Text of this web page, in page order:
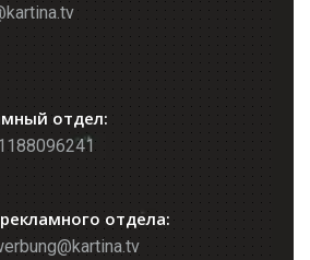
отдел:
отдела: